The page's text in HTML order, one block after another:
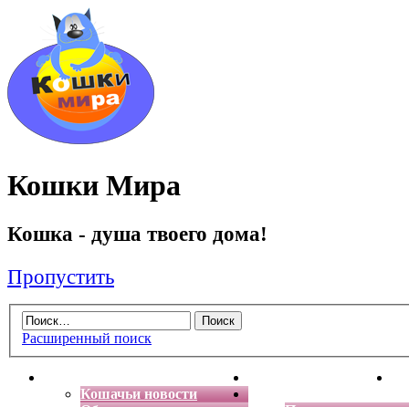
Кошки Мира
Кошка - душа твоего дома!
Пропустить
Расширенный поиск
Кошачьи новости
Энциклопедия кошек